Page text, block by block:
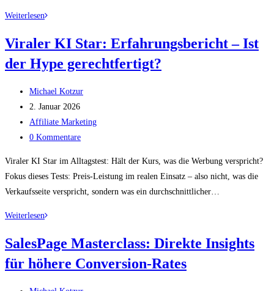
WeiterlesenHigh
Affiliate
Marketing:
–
Wirklich
profitabel?
Viraler KI Star: Erfahrungsbericht – Ist
der Hype gerechtfertigt?
Beitrags-
Autor:
Michael Kotzur
Beitrag
veröffentlicht:
2. Januar 2026
Beitrags-
Kategorie:
Affiliate Marketing
Beitrags-
0 Kommentare
Viraler KI Star im Alltagstest: Hält der Kurs, was die Werbung verspricht?
Fokus dieses Tests: Preis-Leistung im realen Einsatz – also nicht, was die
Verkaufsseite verspricht, sondern was ein durchschnittlicher…
WeiterlesenViraler
Star:
Erfahrungsbericht
SalesPage Masterclass: Direkte Insights
für höhere Conversion-Rates